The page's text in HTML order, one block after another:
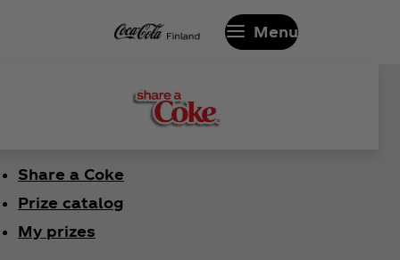
Menu
Share a Coke
Prize catalog
My prizes